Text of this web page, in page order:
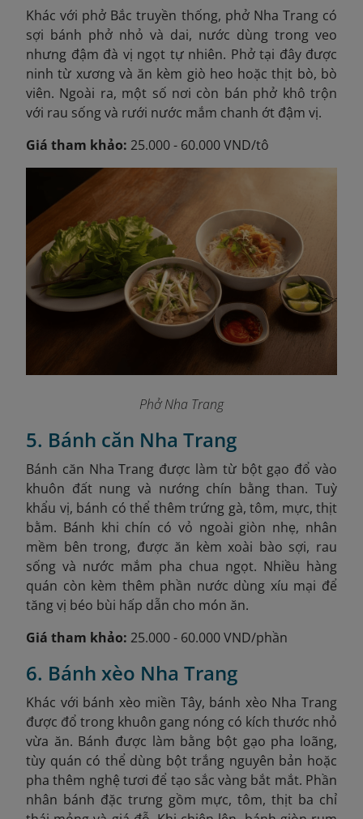
Khác với phở Bắc truyền thống, phở Nha Trang có
sợi bánh phở nhỏ và dai, nước dùng trong veo
nhưng đậm đà vị ngọt tự nhiên. Phở tại đây được
ninh từ xương và ăn kèm giò heo hoặc thịt bò, bò
viên. Ngoài ra, một số nơi còn bán phở khô trộn
với rau sống và rưới nước mắm chanh ớt đậm vị.
Giá tham khảo: 25.000 - 60.000 VND/tô
Phở Nha Trang
5. Bánh căn Nha Trang
Bánh căn Nha Trang được làm từ bột gạo đổ vào
khuôn đất nung và nướng chín bằng than. Tuỳ
khẩu vị, bánh có thể thêm trứng gà, tôm, mực, thịt
bằm. Bánh khi chín có vỏ ngoài giòn nhẹ, nhân
mềm bên trong, được ăn kèm xoài bào sợi, rau
sống và nước mắm pha chua ngọt. Nhiều hàng
quán còn kèm thêm phần nước dùng xíu mại để
tăng vị béo bùi hấp dẫn cho món ăn.
Giá tham khảo: 25.000 - 60.000 VND/phần
6. Bánh xèo Nha Trang
Khác với bánh xèo miền Tây, bánh xèo Nha Trang
được đổ trong khuôn gang nóng có kích thước nhỏ
vừa ăn. Bánh được làm bằng bột gạo pha loãng,
tùy quán có thể dùng bột trắng nguyên bản hoặc
pha thêm nghệ tươi để tạo sắc vàng bắt mắt. Phần
nhân bánh đặc trưng gồm mực, tôm, thịt ba chỉ